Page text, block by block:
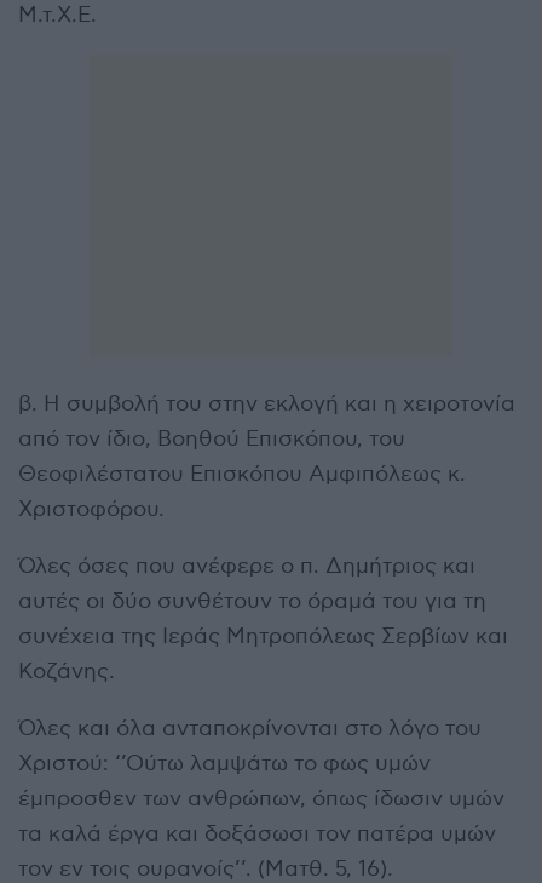
Μ.τ.Χ.Ε.
β. Η συμβολή του στην εκλογή και η χειροτονία
από τον ίδιο, Βοηθού Επισκόπου, του
Θεοφιλέστατου Επισκόπου Αμφιπόλεως κ.
Χριστοφόρου.
Όλες όσες που ανέφερε ο π. Δημήτριος και
αυτές οι δύο συνθέτουν το όραμά του για τη
συνέχεια της Ιεράς Μητροπόλεως Σερβίων και
Κοζάνης.
Όλες και όλα ανταποκρίνονται στο λόγο του
Χριστού: ‘’Ούτω λαμψάτω το φως υμών
έμπροσθεν των ανθρώπων, όπως ίδωσιν υμών
τα καλά έργα και δοξάσωσι τον πατέρα υμών
τον εν τοις ουρανοίς’’. (Ματθ. 5, 16).